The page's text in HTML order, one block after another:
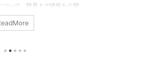
ついて、限界まで情報を公開
内容ではないかもしれませ
族に与えるごはんがどういっ